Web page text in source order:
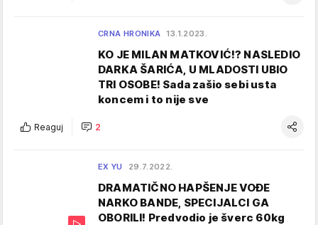
CRNA HRONIKA 13.1.2023.
KO JE MILAN MATKOVIĆ!? NASLEDIO
DARKA ŠARIĆA, U MLADOSTI UBIO
TRI OSOBE! Sada zašio sebi usta
koncem i to nije sve
Reaguj 2
EX YU 29.7.2022.
DRAMATIČNO HAPŠENJE VOĐE
NARKO BANDE, SPECIJALCI GA
OBORILI! Predvodio je šverc 60kg